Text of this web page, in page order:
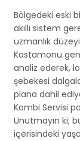
Bölgedeki eski
akıllı sistem
uzmanlık
Kastamonu
analiz ederek,
şebekesi
plana dahil
Kombi Servisi
Unutmayın ki;
içerisindeki